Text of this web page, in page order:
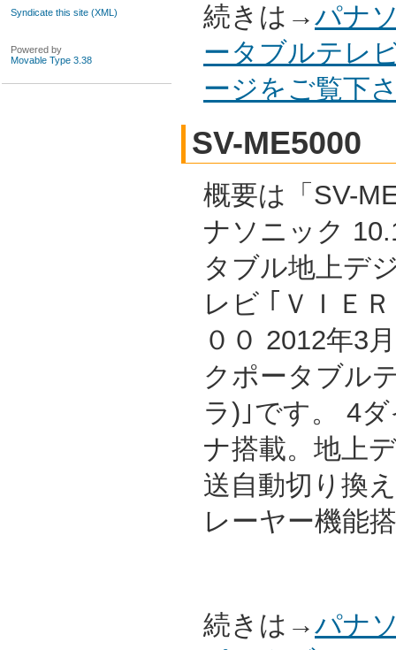
続きは→パナ
ータブルテレ
ージをご覧下
SV-ME5000
概要は「SV-
ナソニック
タブル地上デ
レビ ｢ＶＩＥ
００ 2012年3
クポータブル
ラ)｣です。 4
ナ搭載。地上
送自動切り換
レーヤー機能
続きは→パナ
Syndicate this site (XML)
Powered by
Movable Type 3.38